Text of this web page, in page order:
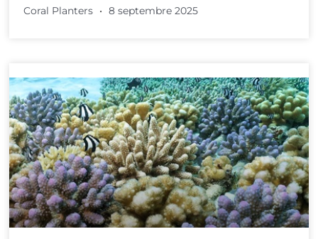
Coral Planters 8 septembre 2025